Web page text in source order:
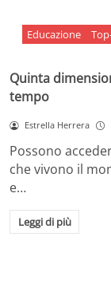
Educazione
Quinta
tempo
Estrella Herrera
Possono
che vivono il
e…
Leggi di più